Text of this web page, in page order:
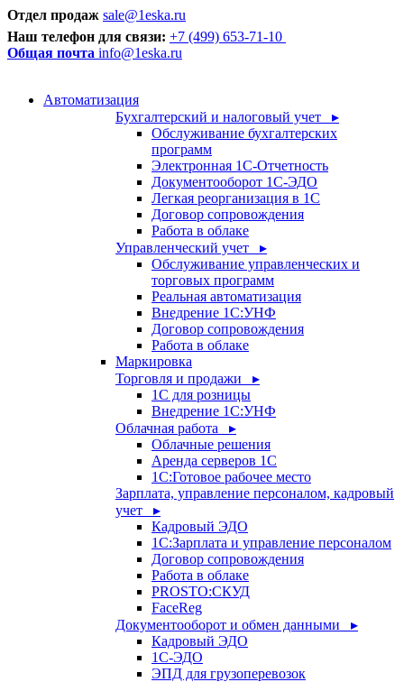
Отдел продаж sale@1eska.ru
Наш телефон для связи: +7 (499) 653-71-10
Общая почта info@1eska.ru
Автоматизация
Бухгалтерский и налоговый учет ▸
Обслуживание бухгалтерских
программ
Электронная 1С-Отчетность
Документооборот 1С-ЭДО
Легкая реорганизация в 1С
Договор сопровождения
Работа в облаке
Управленческий учет ▸
Обслуживание управленческих и
торговых программ
Реальная автоматизация
Внедрение 1С:УНФ
Договор сопровождения
Работа в облаке
Маркировка
Торговля и продажи ▸
1С для розницы
Внедрение 1С:УНФ
Облачная работа ▸
Облачные решения
Аренда серверов 1С
1C:Готовое рабочее место
Зарплата, управление персоналом, кадровый
учет ▸
Кадровый ЭДО
1С:Зарплата и управление персоналом
Договор сопровождения
Работа в облаке
PROSTO:СКУД
FaceReg
Документооборот и обмен данными ▸
Кадровый ЭДО
1С-ЭДО
ЭПД для грузоперевозок